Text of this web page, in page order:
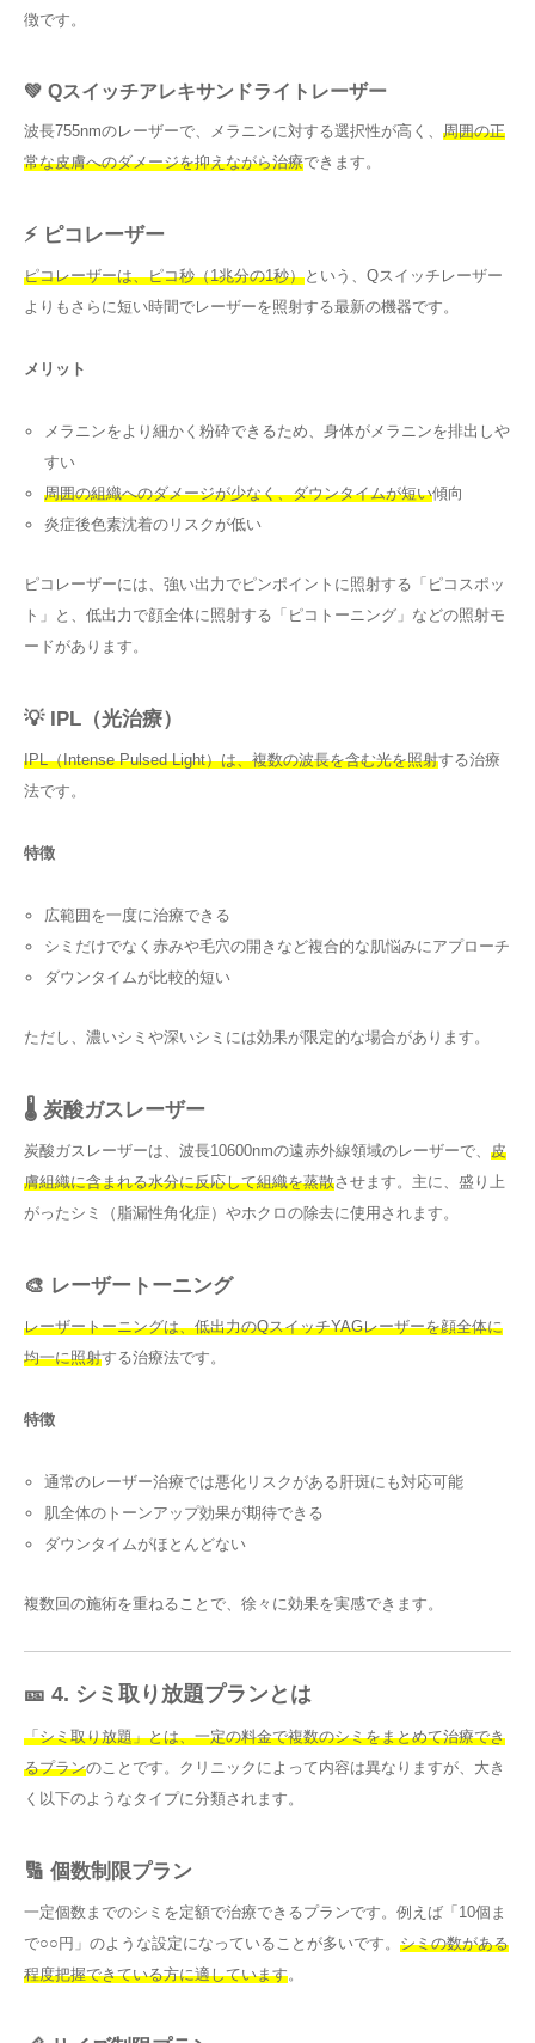
徴です。
💚 Qスイッチアレキサンドライトレーザー
波長755nmのレーザーで、メラニンに対する選択性が高く、 周囲の正
常な皮膚へのダメージを抑えながら治療できます。
⚡ ピコレーザー
ピコレーザーは、ピコ秒（1兆分の1秒）という、Qスイッチレーザー
よりもさらに短い時間でレーザーを照射する最新の機器です。
メリット
メラニンをより細かく粉砕できるため、身体がメラニンを排出しや
すい
周囲の組織へのダメージが少なく、ダウンタイムが短い傾向
炎症後色素沈着のリスクが低い
ピコレーザーには、強い出力でピンポイントに照射する「ピコスポッ
ト」と、低出力で顔全体に照射する「ピコトーニング」などの照射モ
ードがあります。
💡 IPL（光治療）
IPL（Intense Pulsed Light）は、複数の波長を含む光を照射する治療
法です。
特徴
広範囲を一度に治療できる
シミだけでなく赤みや毛穴の開きなど複合的な肌悩みにアプローチ
ダウンタイムが比較的短い
ただし、濃いシミや深いシミには効果が限定的な場合があります。
🌡️ 炭酸ガスレーザー
炭酸ガスレーザーは、波長10600nmの遠赤外線領域のレーザーで、 皮
膚組織に含まれる水分に反応して組織を蒸散させます。主に、盛り上
がったシミ（脂漏性角化症）やホクロの除去に使用されます。
🎨 レーザートーニング
レーザートーニングは、低出力のQスイッチYAGレーザーを顔全体に
均一に照射する治療法です。
特徴
通常のレーザー治療では悪化リスクがある肝斑にも対応可能
肌全体のトーンアップ効果が期待できる
ダウンタイムがほとんどない
複数回の施術を重ねることで、徐々に効果を実感できます。
🎫 4. シミ取り放題プランとは
「シミ取り放題」とは、一定の料金で複数のシミをまとめて治療でき
るプランのことです。クリニックによって内容は異なりますが、大き
く以下のようなタイプに分類されます。
🔢 個数制限プラン
一定個数までのシミを定額で治療できるプランです。例えば「10個ま
で○○円」のような設定になっていることが多いです。 シミの数がある
程度把握できている方に適しています。